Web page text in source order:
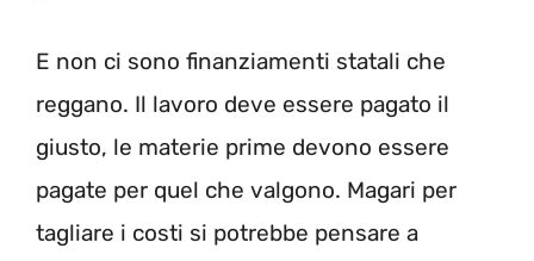
E non ci sono finanziamenti statali che
reggano. Il lavoro deve essere pagato il
giusto, le materie prime devono essere
pagate per quel che valgono. Magari per
tagliare i costi si potrebbe pensare a